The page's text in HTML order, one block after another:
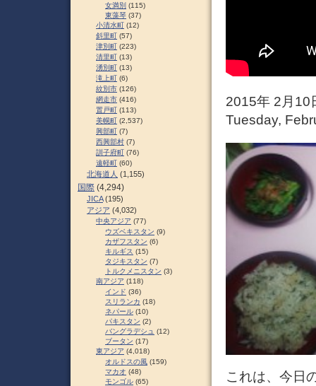
2015年 2月10
Tuesday,
これは、今日
女満別 (115)
東藻琴 (37)
小清水町 (12)
斜里町 (57)
津別町 (223)
清里町 (13)
湧別町 (13)
滝上町 (6)
紋別市 (126)
網走市 (416)
置戸町 (113)
美幌町 (2,537)
興部町 (7)
西興部村 (7)
訓子府町 (76)
遠軽町 (60)
北海道人 (1,155)
国際 (4,294)
JICA(195)
アジア (4,032)
中央アジア (77)
ウズベキスタン (9)
カザフスタン (6)
キルギス (15)
タジキスタン (7)
トルクメニスタン (3)
南アジア (118)
インド (36)
スリランカ (18)
ネパール (10)
パキスタン (2)
バングラデシュ (12)
ブータン (17)
東アジア (4,018)
オルドスの風 (159)
マカオ (48)
モンゴル (65)